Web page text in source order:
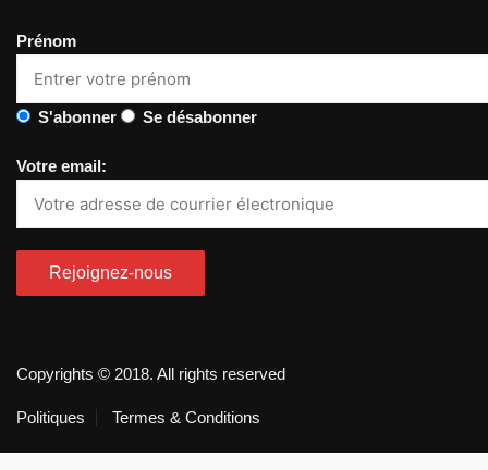
Prénom
S'abonner Se désabonner
Votre email:
Copyrights © 2018. All rights reserved
Politiques Termes & Conditions